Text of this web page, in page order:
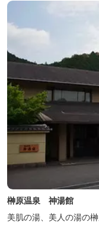
榊原温泉 神湯館
美肌の湯、美人の湯の